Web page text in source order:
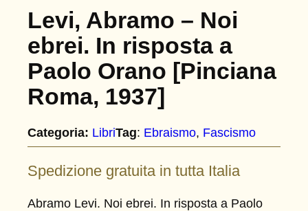
Levi, Abramo – Noi
ebrei. In risposta a
Paolo Orano [Pinciana
Roma, 1937]
Categoria: LibriTag: Ebraismo, Fascismo
Spedizione gratuita in tutta Italia
Abramo Levi. Noi ebrei. In risposta a Paolo